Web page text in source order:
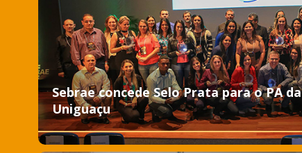
Sebrae concede Selo Prata para o PA da
Uniguaçu